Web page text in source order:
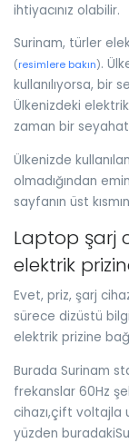
ihtiyacınız olabilir.
Surinam, türler
(resimlere bakın).
kullanılıyorsa, bir
Ülkenizdeki
zaman bir
Ülkenizde
olmadığından
sayfanın üst
Laptop şarj
elektrik
Evet, priz, şarj
sürece dizüstü
elektrik prizine
Burada Surinam
frekanslar 60Hz
cihazı,çift voltajla
yüzden